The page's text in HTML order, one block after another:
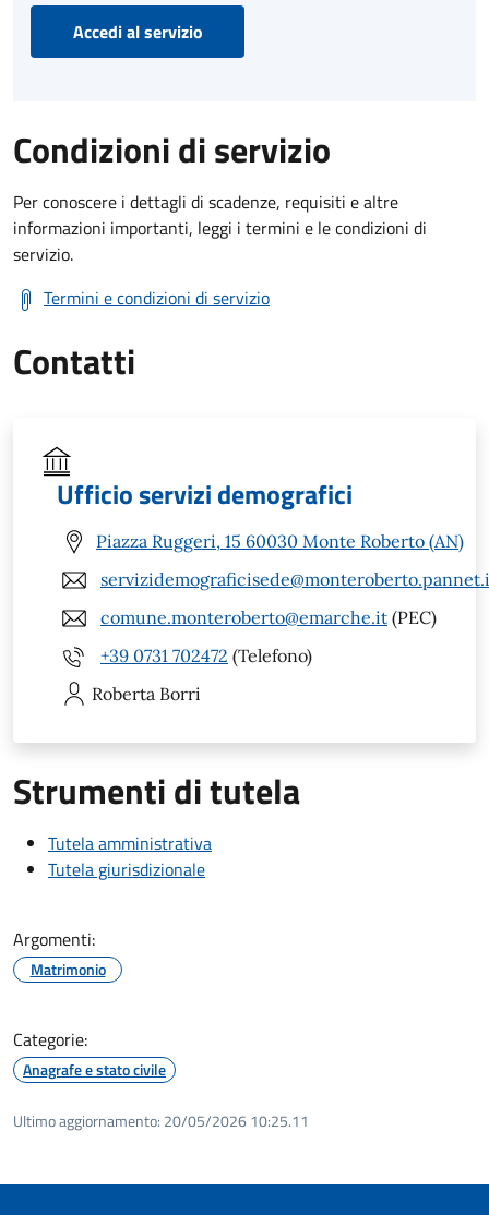
Accedi al servizio
Condizioni di servizio
Per conoscere i dettagli di scadenze, requisiti e altre
informazioni importanti, leggi i termini e le condizioni di
servizio.
Termini e condizioni di servizio
Contatti
Ufficio servizi demografici
Piazza Ruggeri, 15 60030 Monte Roberto (AN)
comune.monteroberto@emarche.it (PEC)
+39 0731 702472 (Telefono)
Roberta Borri
Strumenti di tutela
Tutela amministrativa
Tutela giurisdizionale
Argomenti:
Matrimonio
Categorie:
Anagrafe e stato civile
Ultimo aggiornamento: 20/05/2026 10:25.11